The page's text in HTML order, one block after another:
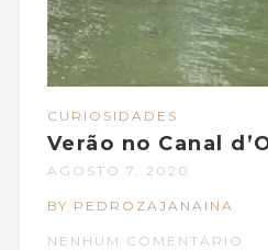
CURIOSIDADES
Verão no Canal
AGOSTO 7, 2020
BY PEDROZAJANAINA
NENHUM COMENTÁRIO